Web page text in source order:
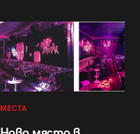
МЕСТА